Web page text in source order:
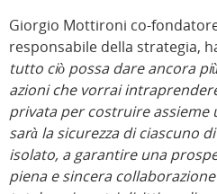
Giorgio Mottironi co-
responsabile della strategia,
tutto ciò possa dare ancora
azioni che vorrai
privata per costruire
sarà la sicurezza di ciascuno
isolato, a garantire una
piena e sincera